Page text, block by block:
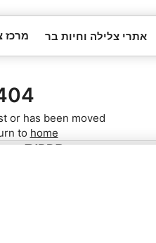
אתרי צלילה וחיות בר מרכז
Page not found
or has been moved.
to home
חברות